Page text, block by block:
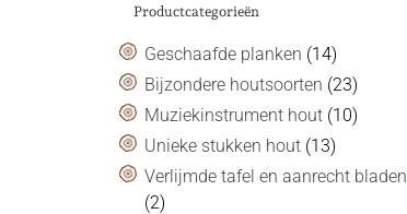
Productcategorieën
Geschaafde planken (14)
Bijzondere houtsoorten (23)
Muziekinstrument hout (10)
Unieke stukken hout (13)
Verlijmde tafel en aanrecht bladen
(2)